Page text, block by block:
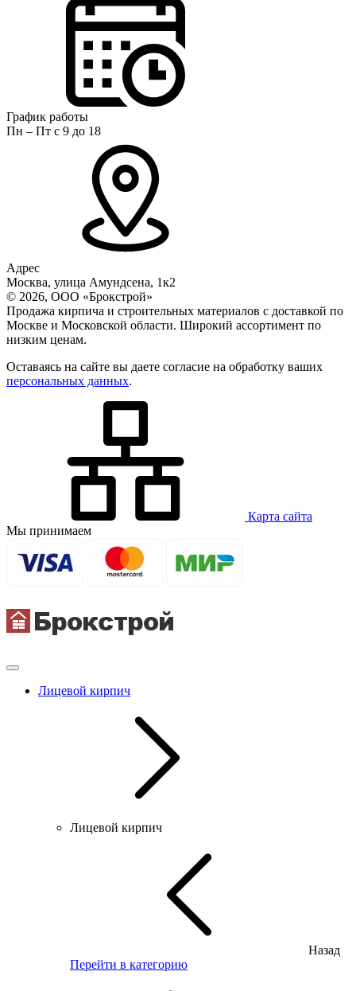
График работы
Пн – Пт с 9 до 18
Адрес
Москва, улица Амундсена, 1к2
© 2026, ООО «Брокстрой»
Продажа кирпича и строительных материалов с доставкой по
Москве и Московской области. Широкий ассортимент по
низким ценам.
Оставаясь на сайте вы даете согласие на обработку ваших
персональных данных.
Карта сайта
Мы принимаем
Лицевой кирпич
Лицевой кирпич
Назад
Перейти в категорию